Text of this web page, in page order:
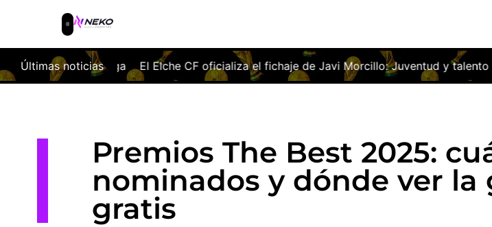
Últimas noticias
El Elche CF oficializa el fichaje de Javi Morcillo: Juventud y talento para la medular
Premios The Best 2025:
nominados y dónde ver la
gratis